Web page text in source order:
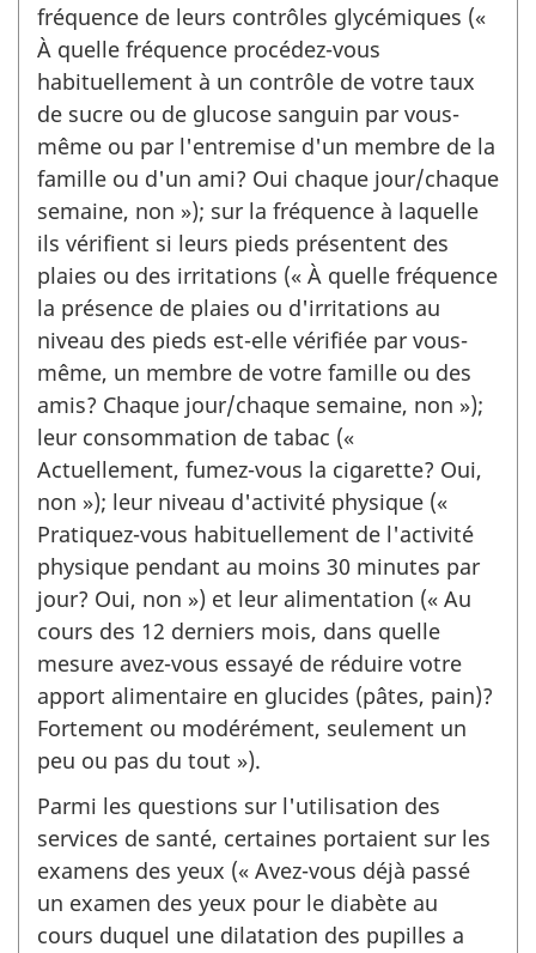
fréquence de leurs contrôles glycémiques («
À quelle fréquence procédez-vous
habituellement à un contrôle de votre taux
de sucre ou de glucose sanguin par vous-
même ou par l'entremise d'un membre de la
famille ou d'un ami? Oui chaque jour/chaque
semaine, non »); sur la fréquence à laquelle
ils vérifient si leurs pieds présentent des
plaies ou des irritations (« À quelle fréquence
la présence de plaies ou d'irritations au
niveau des pieds est-elle vérifiée par vous-
même, un membre de votre famille ou des
amis? Chaque jour/chaque semaine, non »);
leur consommation de tabac («
Actuellement, fumez-vous la cigarette? Oui,
non »); leur niveau d'activité physique («
Pratiquez-vous habituellement de l'activité
physique pendant au moins 30 minutes par
jour? Oui, non ») et leur alimentation (« Au
cours des 12 derniers mois, dans quelle
mesure avez-vous essayé de réduire votre
apport alimentaire en glucides (pâtes, pain)?
Fortement ou modérément, seulement un
peu ou pas du tout »).
Parmi les questions sur l'utilisation des
services de santé, certaines portaient sur les
examens des yeux (« Avez-vous déjà passé
un examen des yeux pour le diabète au
cours duquel une dilatation des pupilles a